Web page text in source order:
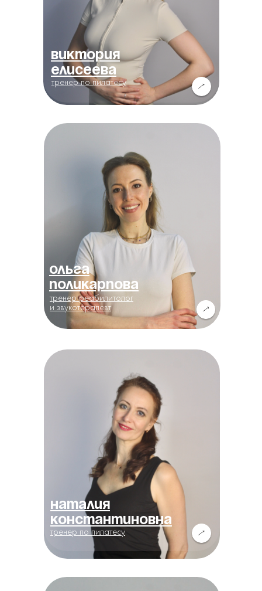
Ольга
Поликарпова
тренер реабилитолог
и звукотерапевт
Виктория
Елисеева
тренер по пилатесу
Наталия
Константиновна
тренер по пилатесу